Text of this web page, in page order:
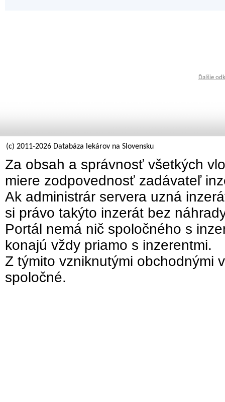
Ďalšie
(c) 2011-2026 Databáza lekárov na Slovensku
Za obsah a správnosť všetkých
miere zodpovednosť zadávateľ
Ak administrár servera uzná
si právo takýto inzerát bez
Portál nemá nič spoločného s
konajú vždy priamo s inzerentmi.
Z týmito vzniknutými obchodnými
spoločné.